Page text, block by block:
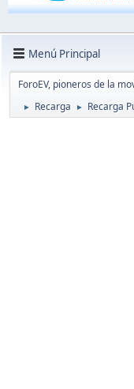
Menú Principal
ForoEV, pioneros de la
► Recarga ► Recarga